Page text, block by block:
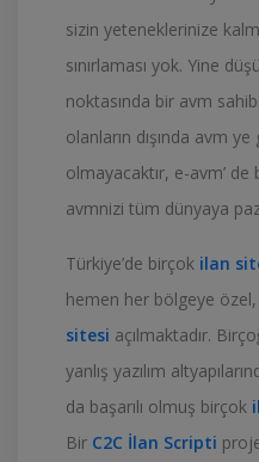
sizin yeteneklerinize
sınırlaması yok. Yine
noktasında bir avm
olanların dışında avm
olmayacaktır, e-avm’ de
avmnizi tüm dünyaya
Türkiye’de birçok ilan
hemen her bölgeye
sitesi açılmaktadır.
yanlış yazılım
da başarılı olmuş birçok
Bir C2C İlan Scripti